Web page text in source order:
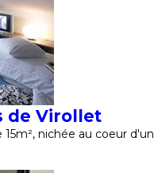
de Virollet
nichée au coeur d'un